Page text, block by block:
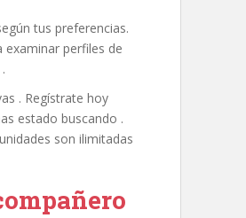
tus preferencias.
examinar perfiles de
. Regístrate hoy
estado buscando .
son ilimitadas